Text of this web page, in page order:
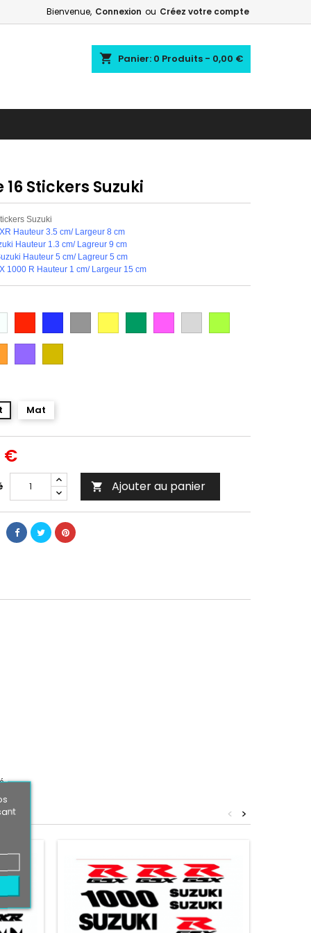
Bienvenue, Connexion ou Créez votre compte
shopping_cart Panier: 0 Produits - 0,00 €
16 Stickers Suzuki
Suzuki
Hauteur 3.5 cm/ Largeur 8 cm
Hauteur 1.3 cm/ Lagreur 9 cm
Hauteur 5 cm/ Lagreur 5 cm
1000 R Hauteur 1 cm/ Largeur 15 cm
ArgentCitron
Mat
€
 Ajouter au panier
>
<